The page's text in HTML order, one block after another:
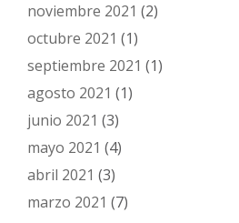
noviembre 2021 (2)
octubre 2021 (1)
septiembre 2021 (1)
agosto 2021 (1)
junio 2021 (3)
mayo 2021 (4)
abril 2021 (3)
marzo 2021 (7)